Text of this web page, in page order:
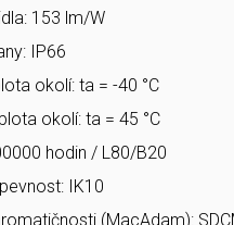
153 lm/W
IP66
okolí: ta = -40 °C
okolí: ta = 45 °C
hodin / L80/B20
IK10
(MacAdam):